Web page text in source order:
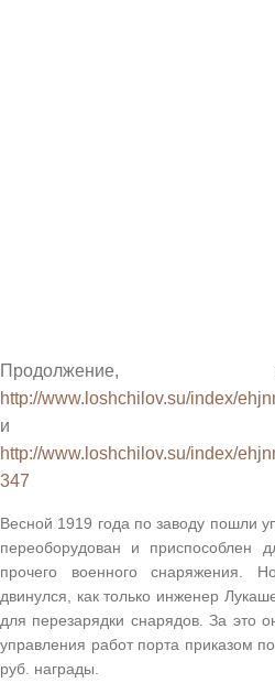
http://www.loshchilov.su/index/
и
http://www.loshchilov.su/index/
347
Весной 1919 года по заводу пошли
переоборудован и приспособлен
прочего военного снаряжения.
двинулся, как только инженер
для перезарядки снарядов. За это
управления работ порта приказом
руб. награды.